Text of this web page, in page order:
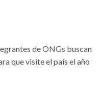
de ONGs buscan
que visite el país el año